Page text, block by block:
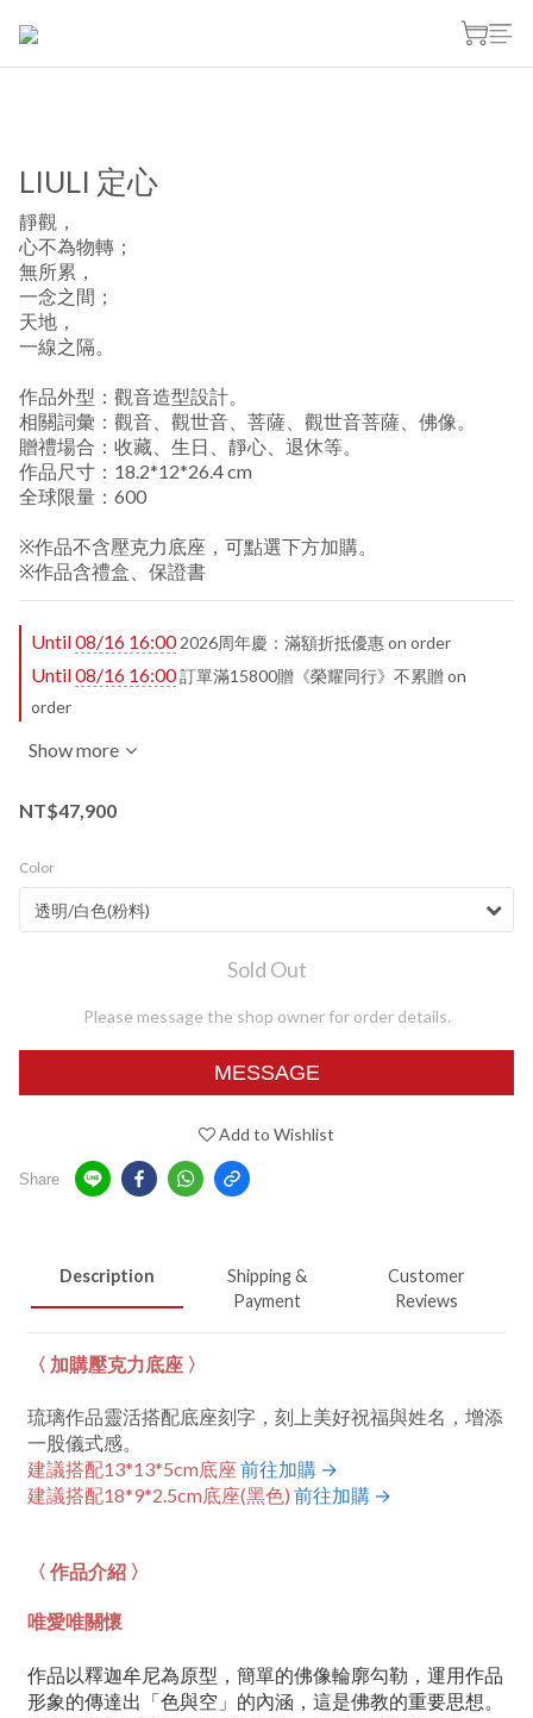
LIULI 定心
靜觀，
心不為物轉；
無所累，
一念之間；
天地，
一線之隔。
作品外型：觀音造型設計。
相關詞彙：觀音、觀世音、菩薩、觀世音菩薩、佛像。
贈禮場合：收藏、生日、靜心、退休等。
作品尺寸：18.2*12*26.4 cm
全球限量：600
※作品不含壓克力底座，可點選下方加購。
※作品含禮盒、保證書
Until08/16 16:002026周年慶：滿額折抵優惠 on order
Until08/16 16:00訂單滿15800贈《榮耀同行》不累贈 on
order
Show more
NT$47,900
Color
Sold Out
Please message the shop owner for order details.
MESSAGE
Add to Wishlist
Share
Description
Shipping &
Payment
Customer
Reviews
〈 加購壓克力底座 〉
琉璃作品靈活搭配底座刻字，刻上美好祝福與姓名，增添
一股儀式感。
建議搭配13*13*5cm底座 前往加購 →
建議搭配18*9*2.5cm底座(黑色) 前往加購 →
〈 作品介紹 〉
唯愛唯關懷
作品以釋迦牟尼為原型，簡單的佛像輪廓勾勒，運用作品
形象的傳達出「色與空」的內涵，這是佛教的重要思想。